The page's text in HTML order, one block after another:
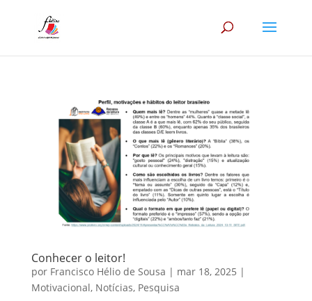
Conhecer o leitor!
por Francisco Hélio de Sousa | mar 18, 2025 |
Motivacional, Notícias, Pesquisa